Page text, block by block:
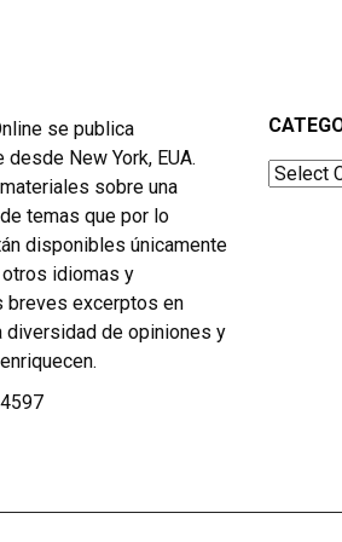
se publica
desde New York, EUA.
sobre una
temas que por lo
disponibles únicamente
idiomas y
breves excerptos en
diversidad de opiniones y